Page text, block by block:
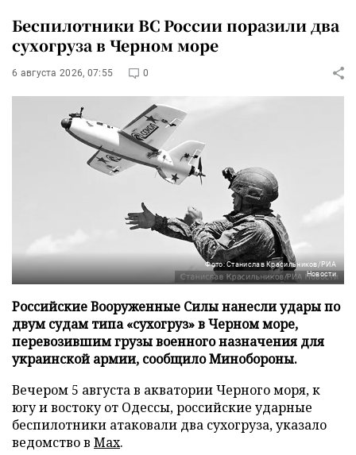
Беспилотники ВС России поразили два
сухогруза в Черном море
6 августа 2026, 07:55 0
Фото: Станислав Красильников/РИА
Новости
Российские Вооруженные Силы нанесли удары по
двум судам типа «сухогруз» в Черном море,
перевозившим грузы военного назначения для
украинской армии, сообщило Минобороны.
Вечером 5 августа в акватории Черного моря, к
югу и востоку от Одессы, российские ударные
беспилотники атаковали два сухогруза, указало
ведомство в Max.